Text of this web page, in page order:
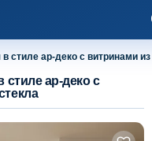
стиле ар-деко с витринами
стиле ар-деко с